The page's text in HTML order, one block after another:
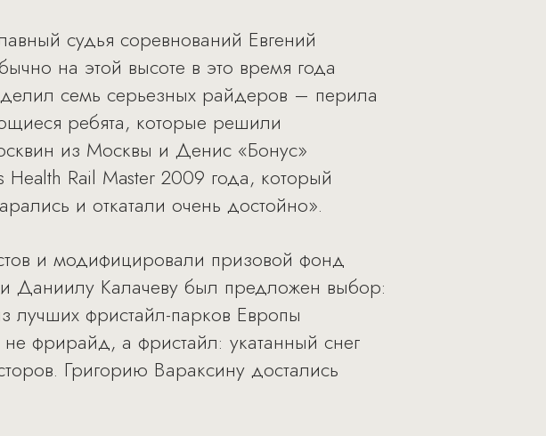
судья соревнований Евгений
на этой высоте в это время года
семь серьезных райдеров – перила
ребята, которые решили
из Москвы и Денис «Бонус»
Rail Master 2009 года, который
и откатали очень достойно».
и модифицировали призовой фонд
Даниилу Калачеву был предложен выбор:
лучших фристайл-парков Европы
фрирайд, а фристайл: укатанный снег
Григорию Вараксину достались